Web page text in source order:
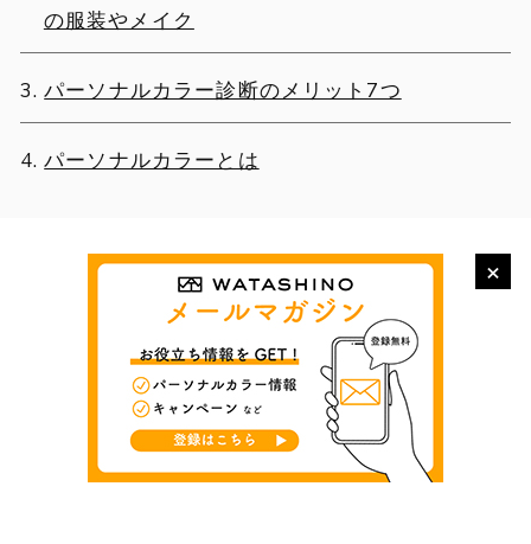
の服装やメイク
パーソナルカラー診断のメリット7つ
パーソナルカラーとは
×